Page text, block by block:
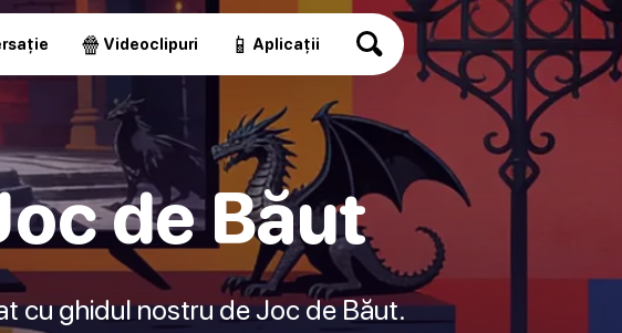
🍿 Videoclipuri 📱 Aplicații
de Băut
cu ghidul nostru de Joc de Băut.